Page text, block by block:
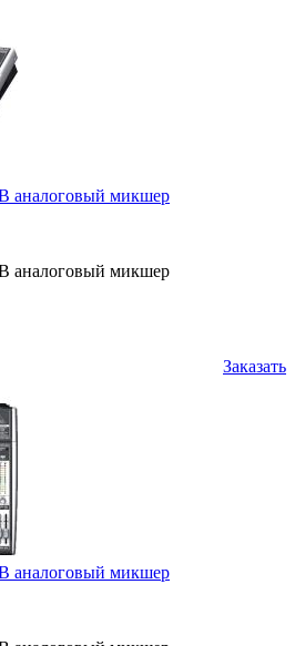
аналоговый микшер
аналоговый микшер
Заказать
аналоговый микшер